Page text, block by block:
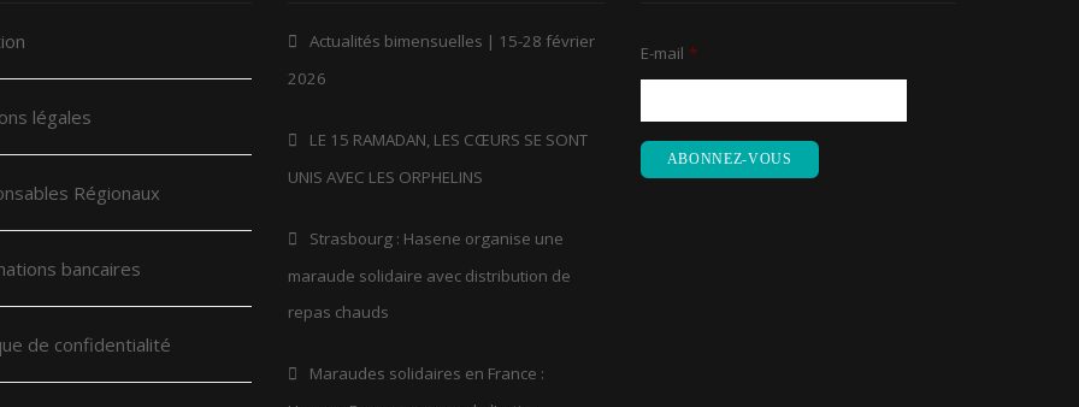
légales
Régionaux
bancaires
de confidentialité
Actualités bimensuelles | 15-28 février
2026
LE 15 RAMADAN, LES CŒURS SE SONT
UNIS AVEC LES ORPHELINS
Strasbourg : Hasene organise une
maraude solidaire avec distribution de
repas chauds
Maraudes solidaires en France :
E-mail *